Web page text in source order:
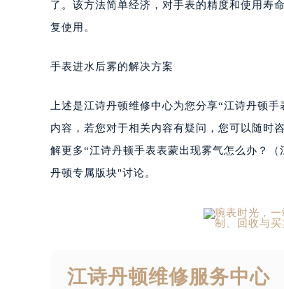
了。该方法简单经济，对手表的精度和使用寿
复使用。
手表进水后雾的解决方案
上述是江诗丹顿维修中心为您分享“江诗丹顿
内容，若您对于相关内容有疑问，您可以随时
解更多“江诗丹顿手表表蒙出现雾气怎么办？
丹顿专属版块"讨论。
江诗丹顿维修服务中心